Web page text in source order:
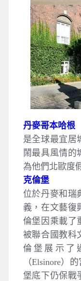
丹麥哥本哈根
是全球最宜居
鬧最具風情的
為他們北歐度
克倫堡
位於丹麥和瑞
義，在文藝復
倫堡因乘載了
被聯合國教科
倫堡展示了
（Elsinore）
堡底下仍保戰